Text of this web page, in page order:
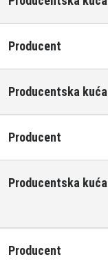
Producent
Producentska kuća
Producent
Producentska kuća
Producent